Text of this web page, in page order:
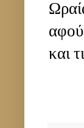
αφού
και